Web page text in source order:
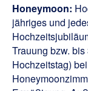
Honeymoon:
jähriges und
Trauung bzw.
Hochzeitstag)